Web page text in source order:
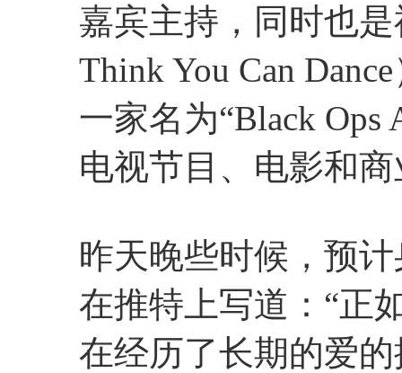
嘉宾主持，同时也是
Think You Can
一家名为“Black
电视节目、电影和
昨天晚些时候，预
在推特上写道：“正
在经历了长期的爱